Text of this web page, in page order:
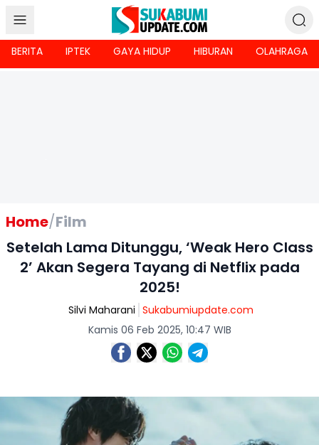
BERITA IPTEK GAYA HIDUP HIBURAN OLAHRAGA
Home/Film
Setelah Lama Ditunggu, ‘Weak Hero Class
2’ Akan Segera Tayang di Netflix pada
2025!
Silvi Maharani Sukabumiupdate.com
Kamis 06 Feb 2025, 10:47 WIB